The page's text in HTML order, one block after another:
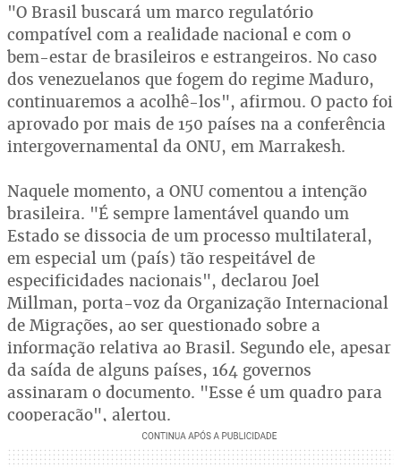
"O Brasil buscará um marco regulatório
compatível com a realidade nacional e com o
bem-estar de brasileiros e estrangeiros. No caso
dos venezuelanos que fogem do regime Maduro,
continuaremos a acolhê-los", afirmou. O pacto foi
aprovado por mais de 150 países na a conferência
intergovernamental da ONU, em Marrakesh.
Naquele momento, a ONU comentou a intenção
brasileira. "É sempre lamentável quando um
Estado se dissocia de um processo multilateral,
em especial um (país) tão respeitável de
especificidades nacionais", declarou Joel
Millman, porta-voz da Organização Internacional
de Migrações, ao ser questionado sobre a
informação relativa ao Brasil. Segundo ele, apesar
da saída de alguns países, 164 governos
assinaram o documento. "Esse é um quadro para
cooperação", alertou.